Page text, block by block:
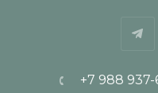
+7 988